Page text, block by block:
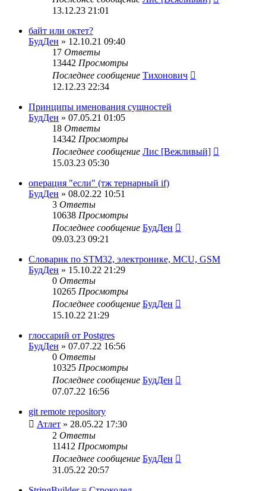
13.12.23 21:01
байт или октет?
БудДен » 12.10.21 09:40
17 Ответы
13442 Просмотры
Последнее сообщение Тихонович
12.12.23 22:34
Принципы именования сущностей
БудДен » 07.05.21 01:05
18 Ответы
14342 Просмотры
Последнее сообщение Лис [Вежливый]
15.03.23 05:30
операция "если" (тж тернарный if)
БудДен » 08.02.22 10:51
3 Ответы
10638 Просмотры
Последнее сообщение БудДен
09.03.23 09:21
Словарик по STM32, электронике, MCU, GSM
БудДен » 15.10.22 21:29
0 Ответы
10265 Просмотры
Последнее сообщение БудДен
15.10.22 21:29
глоссарий от Postgres
БудДен » 07.07.22 16:56
0 Ответы
10325 Просмотры
Последнее сообщение БудДен
07.07.22 16:56
git remote repository
Атлет » 28.05.22 17:30
2 Ответы
11412 Просмотры
Последнее сообщение БудДен
31.05.22 20:57